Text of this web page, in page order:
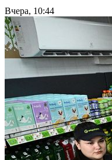
Вчера, 10:44